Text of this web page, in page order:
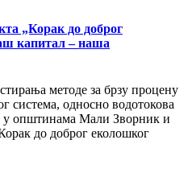
„Корак до доброг
капитал – наша
методе за брзу процену
система, односно водотокова
у општинама Мали Зворник и
до доброг еколошког